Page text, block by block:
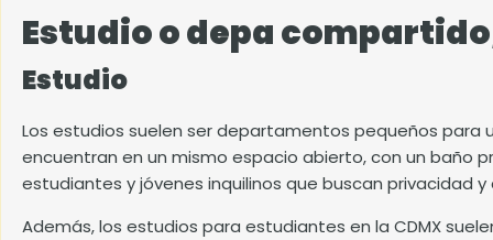
Estudio o depa
Estudio
Los estudios suelen ser departamentos pequeños para
encuentran en un mismo espacio abierto, con un baño
estudiantes y jóvenes inquilinos que buscan privacidad
Además, los estudios para estudiantes en la CDMX